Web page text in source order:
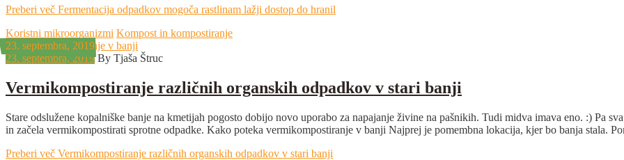
Preberi več Fermentacija odpadkov mogoča rastlinam lažji dostop do hranil
Koristni mikroorganizmi Kompost in kompostiranje
23. septembra, 2019
23. septembra, 2019
By Tjaša Štruc
Vermikompostiranje različnih organskih odpadkov v stari banji
Stare odslužene kopalniške banje na kmetijah pogosto dobijo novo uporabo za napajanje živine na pašnikih. Tudi midva imava eno. :) Pa
in začela vermikompostirati sprotne odpadke. Kako poteka vermikompostiranje v banji Najprej je pomembna lokacija, kjer bo banja stala.
Preberi več Vermikompostiranje različnih organskih odpadkov v stari banji